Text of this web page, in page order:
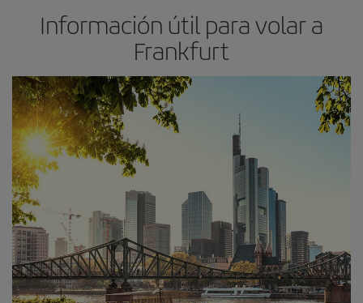
Información útil para volar a
Frankfurt